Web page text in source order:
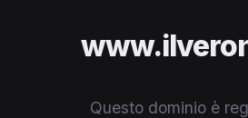
Questo dominio è